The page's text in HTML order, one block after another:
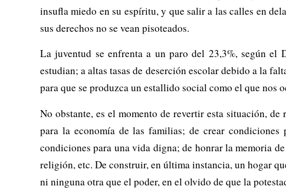
insufla miedo en su espíritu, y que salir a las calles en
sus derechos no se vean pisoteados.
La juventud se enfrenta a un paro del 23,3%, según
estudian; a altas tasas de deserción escolar debido a la
para que se produzca un estallido social como el que nos
No obstante, es el momento de revertir esta situación,
para la economía de las familias; de crear
condiciones para una vida digna; de honrar la memoria
religión, etc. De construir, en última instancia, un hogar
ni ninguna otra que el poder, en el olvido de que la